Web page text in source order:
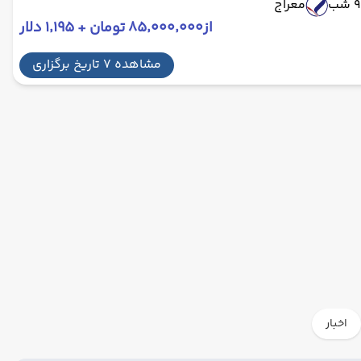
9 شب معراج
از۸۵٬۰۰۰٬۰۰۰ تومان + ۱٬۱۹۵ دلار
مشاهده 7 تاریخ برگزاری
اخبار